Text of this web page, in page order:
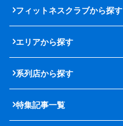
フィットネスクラブから探す
エリアから探す
系列店から探す
特集記事一覧